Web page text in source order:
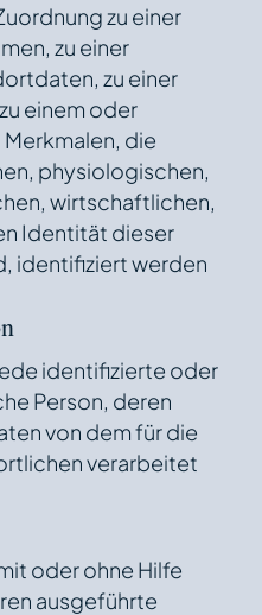
zu einer
zu einer
zu einer
einem oder
die
physiologischen,
wirtschaftlichen,
Identität dieser
identifiziert werden
identifizierte oder
Person, deren
von dem für die
verarbeitet
oder ohne Hilfe
ausgeführte